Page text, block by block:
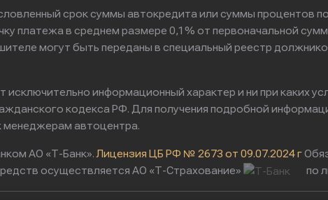
срок суммы автокредита или суммы процентов
платежа в среднем размере 0,1% от первоначальной
могут быть переданы в специальный реестр
исключительно информационный характер и ни при каких
кодекса РФ. Для получения подробной
автоцентра.
АО «Т-Банк». Лицензия ЦБ РФ № 2673 от 09.07.2024 г
осуществляется АО «Т-Страхование»
по